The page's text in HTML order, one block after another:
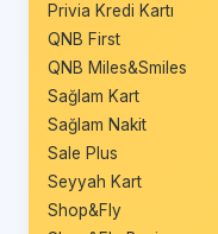
Privia Kredi Kartı
QNB First
QNB Miles&Smiles
Sağlam Kart
Sağlam Nakit
Sale Plus
Seyyah Kart
Shop&Fly